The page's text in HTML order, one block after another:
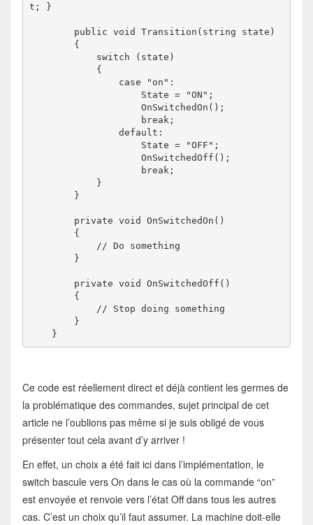
t; }
                    OnSwitchedOn();
                default:
                    OnSwitchedOff();
    }
Ce code est réellement direct et déjà contient les germes de
la problématique des commandes, sujet principal de cet
article ne l’oublions pas même si je suis obligé de vous
présenter tout cela avant d’y arriver !
En effet, un choix a été fait ici dans l’implémentation, le
switch bascule vers On dans le cas où la commande “on”
est envoyée et renvoie vers l’état Off dans tous les autres
cas. C’est un choix qu’il faut assumer. La machine doit-elle